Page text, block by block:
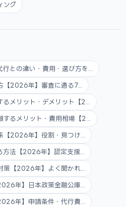
ング
との違い・費用・選び方を...
【2026年】審査に通る7...
メリット・デメリット【2...
るメリット・費用相場【2...
【2026年】役割・見つけ...
方法【2026年】認定支援...
策【2026年】よく聞かれ...
年】日本政策金融公庫...
年】申請条件・代行費...